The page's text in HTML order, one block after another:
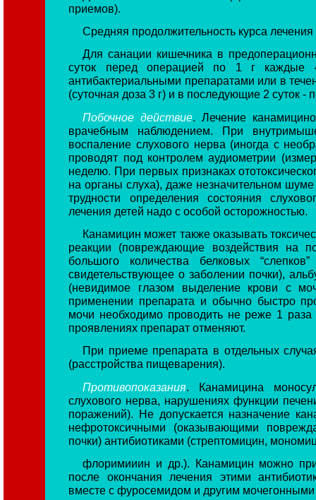
приемов).
Средняя продолжительность курса
Для санации кишечника в
суток перед операцией по 1 г
антибактериальными препаратами или в
(суточная доза 3 г) и в последующие 2 суток -
Побочное действие. Лечение
врачебным наблюдением. При
воспаление слухового нерва (иногда с
проводят под контролем аудиометрии
неделю. При первых признаках
на органы слуха), даже незначительном
трудности определения состояния
лечения детей надо с особой осторожностью.
Канамицин может также оказывать
реакции (повреждающие воздействия на
большого количества белковых
свидетельствующее о заболении почки),
(невидимое глазом выделение крови с
применении препарата и обычно быстро
мочи необходимо проводить не реже 1
проявлениях препарат отменяют.
При приеме препарата в отдельных
(расстройства пищеварения).
Противопоказания. Канамицина
слухового нерва, нарушениях функции
поражений). Не допускается назначение
нефротоксичными (оказывающими
почки) антибиотиками (стрептомицин,
флоримииин и др.). Канамицин можно
после окончания лечения этими
вместе с фуросемидом и другим